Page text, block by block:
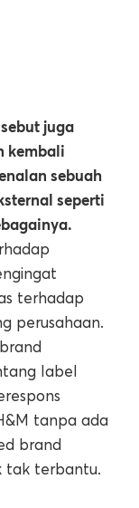
juga
kembali
sebuah
seperti
terhadap
perusahaan.
label
tanpa ada
brand
tak terbantu.